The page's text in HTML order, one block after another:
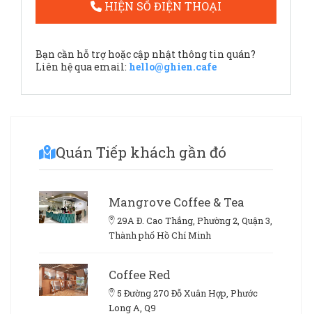
HIỆN SỐ ĐIỆN THOẠI
Bạn cần hỗ trợ hoặc cập nhật thông tin quán?
Liên hệ qua email: hello@ghien.cafe
Quán Tiếp khách gần đó
Mangrove Coffee & Tea
29A Đ. Cao Thắng, Phường 2, Quận 3,
Thành phố Hồ Chí Minh
Coffee Red
5 Đường 270 Đỗ Xuân Hợp, Phước
Long A, Q9